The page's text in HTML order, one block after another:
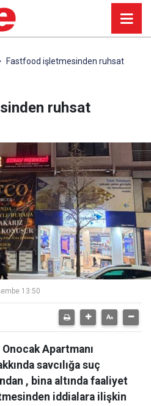
Fastfood işletmesinden ruhsat
ruhsat
13:50
Apartmanı
savcılığa suç
, bina altında faaliyet
iddialara ilişkin